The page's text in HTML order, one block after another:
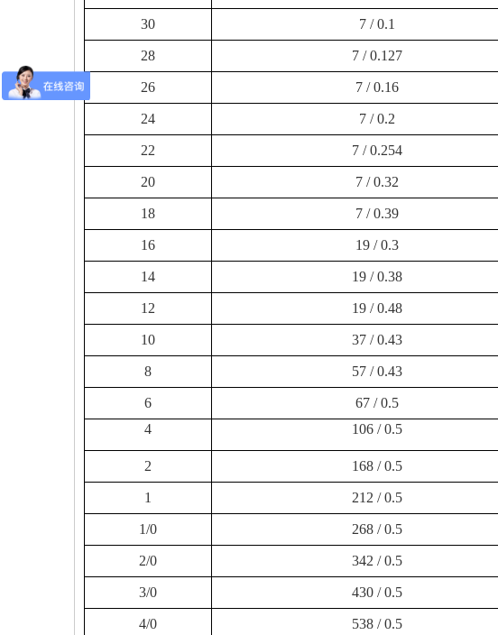
30 7 / 0.1
28 7 / 0.127
26 7 / 0.16
24 7 / 0.2
22 7 / 0.254
20 7 / 0.32
18 7 / 0.39
16 19 / 0.3
14 19 / 0.38
12 19 / 0.48
10 37 / 0.43
8 57 / 0.43
6 67 / 0.5
4
106 / 0.5
2 168 / 0.5
1 212 / 0.5
1/0 268 / 0.5
2/0 342 / 0.5
3/0 430 / 0.5
4/0 538 / 0.5